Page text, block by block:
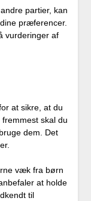
partier, kan
præferencer.
vurderinger af
at sikre, at du
skal du
dem. Det
væk fra børn
at holde
til